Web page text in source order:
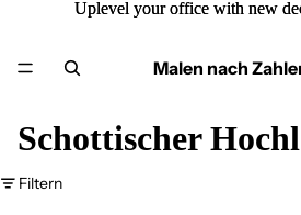
Uplevel your office with new
Uplevel your office with new
Malen nach
Schottischer
Filtern